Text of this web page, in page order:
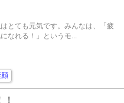
とても元気です。みんなは、「疲
なれる！」というモ...
顔